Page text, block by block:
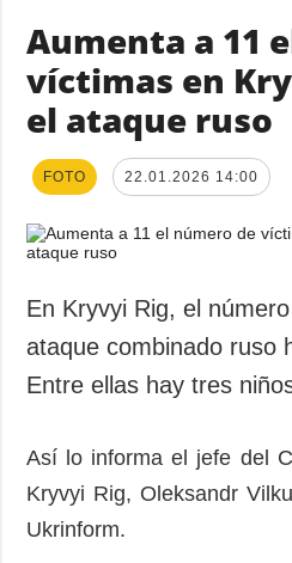
Aumenta a 11
víctimas en
el ataque ruso
FOTO 22.01.2026 14:00
En Kryvyi Rig, el
ataque combinado ruso
Entre ellas hay tres
Así lo informa el jefe del
Kryvyi Rig, Oleksandr
Ukrinform.